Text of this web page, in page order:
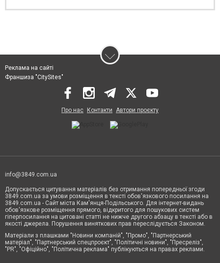
Реклама на сайті
Франшиза "CitySites"
Про нас Контакти Автори проєкту
info@3849.com.ua
Допускається цитування матеріалів без отримання попередньої згоди
3849.com.ua за умови розміщення в тексті обов'язкового посилання на
3849.com.ua - Сайт міста Кам'янця-Подільського. Для інтернет-видань
обов'язкове розміщення прямого, відкритого для пошукових систем
гіперпосилання на цитовані статті не нижче другого абзацу в тексті або в
якості джерела. Порушення виняткових прав переслідується Законом.
Матеріали з плашками "Новини компаній", "Промо", "Партнерський
матеріал", "Партнерський спецпроєкт", "Політичні новини", "Пресреліз",
"PR", "Офіційно", "Політична реклама" публікуються на правах реклами.